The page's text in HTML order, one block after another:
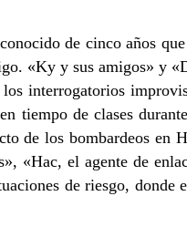
de cinco años
«Ky y sus amigos» y
interrogatorios
tiempo de clases
de los bombardeos en
«Hac, el agente de
de riesgo, donde